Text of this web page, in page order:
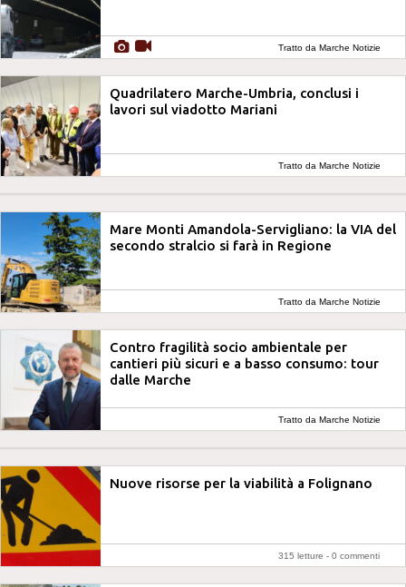
Tratto da Marche Notizie
Quadrilatero Marche-Umbria, conclusi i
lavori sul viadotto Mariani
Tratto da Marche Notizie
Mare Monti Amandola-Servigliano: la VIA del
secondo stralcio si farà in Regione
Tratto da Marche Notizie
Contro fragilità socio ambientale per
cantieri più sicuri e a basso consumo: tour
dalle Marche
Tratto da Marche Notizie
Nuove risorse per la viabilità a Folignano
315 letture - 0 commenti